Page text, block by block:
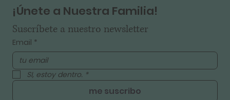
¡Únete a Nuestra Familia!
Suscríbete a nuestro newsletter
Email *
SI, estoy dentro. *
me suscribo